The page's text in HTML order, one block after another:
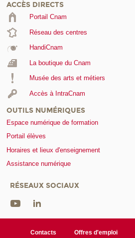
ACCÈS DIRECTS
Portail Cnam
Réseau des centres
HandiCnam
La boutique du Cnam
Musée des arts et métiers
Accès à IntraCnam
OUTILS NUMÉRIQUES
Espace numérique de formation
Portail élèves
Horaires et lieux d'enseignement
Assistance numérique
RÉSEAUX SOCIAUX
Contacts Offres d'emploi